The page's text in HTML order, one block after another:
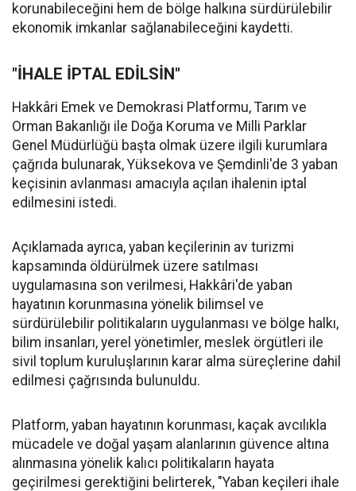
korunabileceğini hem de bölge halkına sürdürülebilir
ekonomik imkanlar sağlanabileceğini kaydetti.
"İHALE İPTAL EDİLSİN"
Hakkâri Emek ve Demokrasi Platformu, Tarım ve
Orman Bakanlığı ile Doğa Koruma ve Milli Parklar
Genel Müdürlüğü başta olmak üzere ilgili kurumlara
çağrıda bulunarak, Yüksekova ve Şemdinli'de 3 yaban
keçisinin avlanması amacıyla açılan ihalenin iptal
edilmesini istedi.
Açıklamada ayrıca, yaban keçilerinin av turizmi
kapsamında öldürülmek üzere satılması
uygulamasına son verilmesi, Hakkâri'de yaban
hayatının korunmasına yönelik bilimsel ve
sürdürülebilir politikaların uygulanması ve bölge halkı,
bilim insanları, yerel yönetimler, meslek örgütleri ile
sivil toplum kuruluşlarının karar alma süreçlerine dahil
edilmesi çağrısında bulunuldu.
Platform, yaban hayatının korunması, kaçak avcılıkla
mücadele ve doğal yaşam alanlarının güvence altına
alınmasına yönelik kalıcı politikaların hayata
geçirilmesi gerektiğini belirterek, "Yaban keçileri ihale